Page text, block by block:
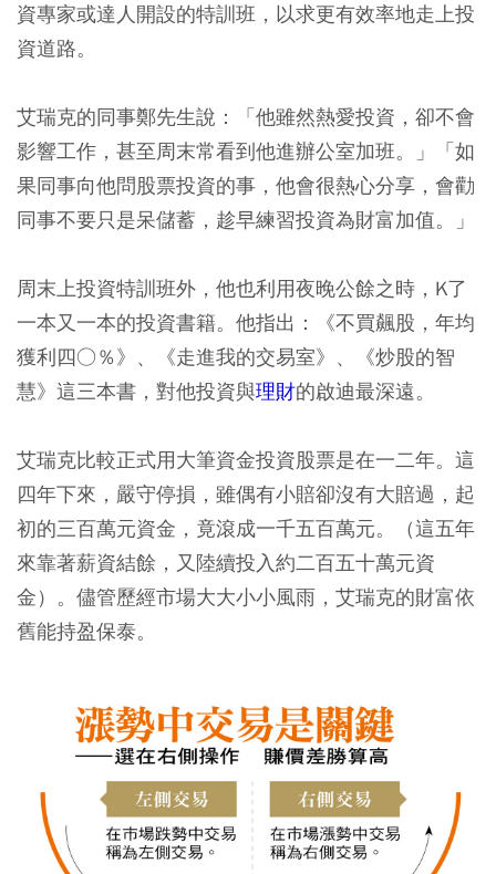
資專家或達人開設的特訓班，以求更有效率地走上投
資道路。
艾瑞克的同事鄭先生說：「他雖然熱愛投資，卻不會
影響工作，甚至周末常看到他進辦公室加班。」「如
果同事向他問股票投資的事，他會很熱心分享，會勸
同事不要只是呆儲蓄，趁早練習投資為財富加值。」
周末上投資特訓班外，他也利用夜晚公餘之時，K了
一本又一本的投資書籍。他指出：《不買飆股，年均
獲利四○％》、《走進我的交易室》、《炒股的智
慧》這三本書，對他投資與理財的啟迪最深遠。
艾瑞克比較正式用大筆資金投資股票是在一二年。這
四年下來，嚴守停損，雖偶有小賠卻沒有大賠過，起
初的三百萬元資金，竟滾成一千五百萬元。（這五年
來靠著薪資結餘，又陸續投入約二百五十萬元資
金）。儘管歷經市場大大小小風雨，艾瑞克的財富依
舊能持盈保泰。